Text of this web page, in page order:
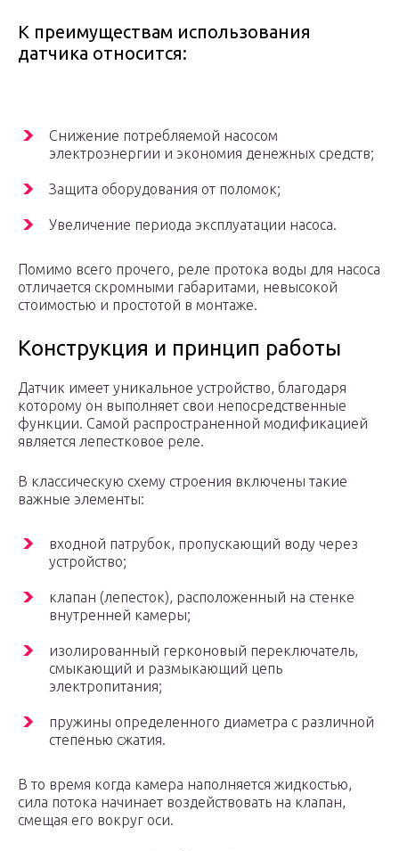
К преимуществам использования
датчика относится:
Снижение потребляемой насосом
электроэнергии и экономия денежных средств;
Защита оборудования от поломок;
Увеличение периода эксплуатации насоса.
Помимо всего прочего, реле протока воды для насоса
отличается скромными габаритами, невысокой
стоимостью и простотой в монтаже.
Конструкция и принцип работы
Датчик имеет уникальное устройство, благодаря
которому он выполняет свои непосредственные
функции. Самой распространенной модификацией
является лепестковое реле.
В классическую схему строения включены такие
важные элементы:
входной патрубок, пропускающий воду через
устройство;
клапан (лепесток), расположенный на стенке
внутренней камеры;
изолированный герконовый переключатель,
смыкающий и размыкающий цепь
электропитания;
пружины определенного диаметра с различной
степенью сжатия.
В то время когда камера наполняется жидкостью,
сила потока начинает воздействовать на клапан,
смещая его вокруг оси.